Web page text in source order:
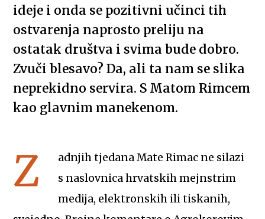
ideje i onda se pozitivni učinci tih
ostvarenja naprosto preliju na
ostatak društva i svima bude dobro.
Zvuči blesavo? Da, ali ta nam se slika
neprekidno servira. S Matom Rimcem
kao glavnim manekenom.
Z
adnjih tjedana Mate Rimac ne silazi
s naslovnica hrvatskih mejnstrim
medija, elektronskih ili tiskanih,